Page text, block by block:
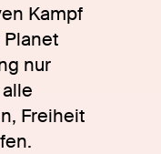
Kampf
Planet
nur
Freiheit